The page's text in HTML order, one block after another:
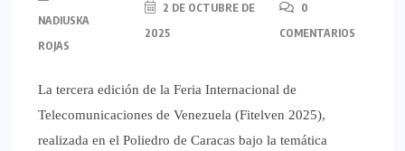
NADIUSKA
ROJAS
2 DE OCTUBRE DE
2025
0
COMENTARIOS
La tercera edición de la Feria Internacional de
Telecomunicaciones de Venezuela (Fitelven 2025),
realizada en el Poliedro de Caracas bajo la temática